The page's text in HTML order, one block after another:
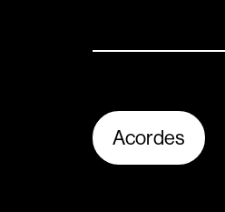
Acordes